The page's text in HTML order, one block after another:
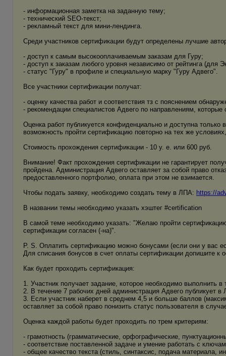
- информационная заметка на заданную тему;
- технический SEO-текст;
- рекламный текст для мини-лендинга.
Среди участников сертификации будут определены лучшие
- доступ к самым высокооплачиваемым заказам для Гуру;
- доступ к заказам любого уровня независимо от рейтинга (для
- статус "Гуру" в профиле и специальную марку "Гуру Адвего".
Все участники сертификации получат:
- оценку качества работ и соответствия тз с пояснением
- рекомендации специалистов Адвего по направлениям, которые
Оценка работ публикуется конфиденциально и доступна
возможность пройти сертификацию повторно на тех же
Стоимость прохождения сертификации - 10 у. е. или 600 руб.
Внимание! Факт прохождения сертификации не гарантирует
пройдена. Администрация Адвего оставляет за собой право
предоставленного портфолио, оплата при этом не взимается.
Чтобы подать заявку, необходимо создать тему в ЛПА: https://
В названии темы необходимо указать хэштег #certification
В самой теме необходимо указать: "Желаю пройти
сертификации согласен (-на)".
P. S. Оплатить сертификацию можно бонусами (если они у вас
Для списания бонусов в счет оплаты сертификации допишите к
Как будет проходить сертификация:
1. Участник получает задание, которое необходимо выполнить в
2. В течение 7 рабочих дней администрация Адвего публикует
3. Если участник наберет в среднем 4,5 и больше баллов
оставляет за собой право понизить статус пользователя в
Оценка каждой работы будет проходить по трем критериям:
- грамотность (грамматические, орфографические,
- соответствие поставленной задаче и умение работать с
- общее качество текста (стиль, синтаксис, подача материала,